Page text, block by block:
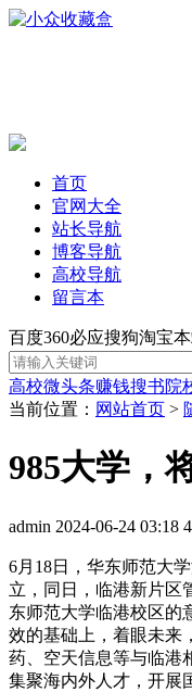
首页
官网大全
站长导航
博客导航
高校导航
留言本
百度360必应搜狗淘宝
高校微头条赚钱搜书院
当前位置： 网站首页 >
985大学，
admin 2024-06-24 03:18
6月18日，华东师范大
立，同日，临港新片区
东师范大学临港校区的
效的基础上，着眼未来
药、空天信息等与临港
集聚海内外人才，开展